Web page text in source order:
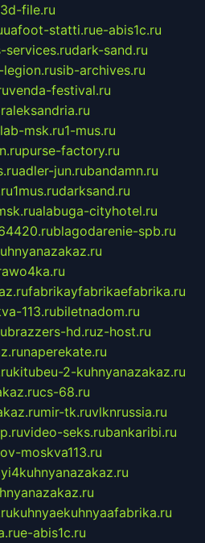
3d-file.ru
uafoot-statti.rue-abis1c.ru
services.rudark-sand.ru
legion.rusib-archives.ru
venda-festival.ru
msk.ru1-mus.ru
purse-factory.ru
adler-jun.rubandamn.ru
1mus.rudarksand.ru
alabuga-cityhotel.ru
blagodarenie-spb.ru
fabrikayfabrikaefabrika.ru
113.rubiletnadom.ru
brazzers-hd.ruz-host.ru
naperekate.ru
kitubeu-2-kuhnyanazakaz.ru
cs-68.ru
mir-tk.ruvlknrussia.ru
video-seks.rubankaribi.ru
moskva113.ru
kuhnyaekuhnyaafabrika.ru
e-abis1c.ru